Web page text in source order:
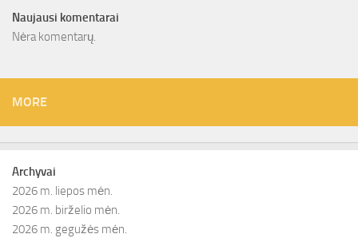
Naujausi komentarai
Nėra komentarų.
MORE
Archyvai
2026 m. liepos mėn.
2026 m. birželio mėn.
2026 m. gegužės mėn.